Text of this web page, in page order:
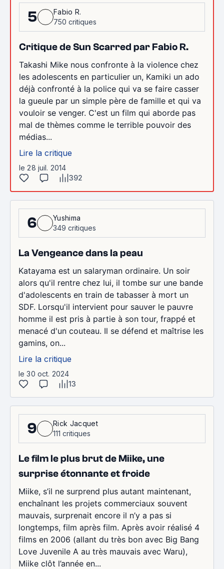
5
Fabio R.
750 critiques
Critique de Sun Scarred par Fabio R.
Takashi Mike nous confronte à la violence chez
les adolescents en particulier un, Kamiki un ado
déjà confronté à la police qui va se faire casser
la gueule par un simple père de famille et qui va
vouloir se venger. C'est un film qui aborde pas
mal de thèmes comme le terrible pouvoir des
médias...
Lire la critique
le 28 juil. 2014
392
6
Yushima
349 critiques
La Vengeance dans la peau
Katayama est un salaryman ordinaire. Un soir
alors qu'il rentre chez lui, il tombe sur une bande
d'adolescents en train de tabasser à mort un
SDF. Lorsqu'il intervient pour sauver le pauvre
homme il est pris à partie à son tour, frappé et
menacé d'un couteau. Il se défend et maîtrise les
gamins, on...
Lire la critique
le 30 oct. 2024
13
9
Rick Jacquet
111 critiques
Le film le plus brut de Miike, une
surprise étonnante et froide
Miike, s’il ne surprend plus autant maintenant,
enchaînant les projets commerciaux souvent
mauvais, surprenait encore il n’y a pas si
longtemps, film après film. Après avoir réalisé 4
films en 2006 (allant du très bon avec Big Bang
Love Juvenile A au très mauvais avec Waru),
Miike clôt l’année en...